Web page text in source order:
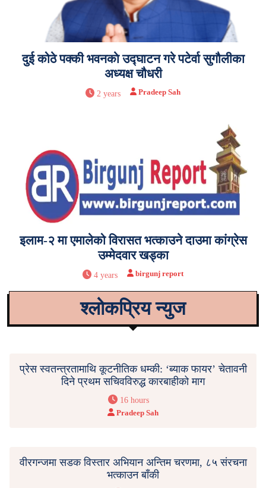
दुई कोठे पक्की भवनकाे उद्घाटन गरे पटेर्वा सुगौलीका
अध्यक्ष चौधरी
2 years Pradeep Sah
इलाम-२ मा एमालेको विरासत भत्काउने दाउमा कांग्रेस
उम्मेदवार खड्का
4 years birgunj report
श्लोकप्रिय न्युज
प्रेस स्वतन्त्रतामाथि कूटनीतिक धम्की: ‘ब्याक फायर’ चेतावनी
दिने प्रथम सचिवविरुद्ध कारबाहीको माग
16 hours
Pradeep Sah
वीरगन्जमा सडक विस्तार अभियान अन्तिम चरणमा, ८५ संरचना
भत्काउन बाँकी